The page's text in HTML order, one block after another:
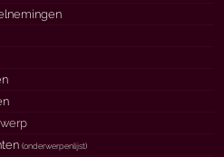
(onderwerpenlijst)